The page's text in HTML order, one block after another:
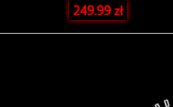
249.99zł